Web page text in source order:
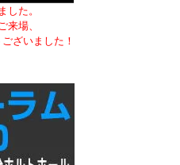
した。
来場、
ざいました！